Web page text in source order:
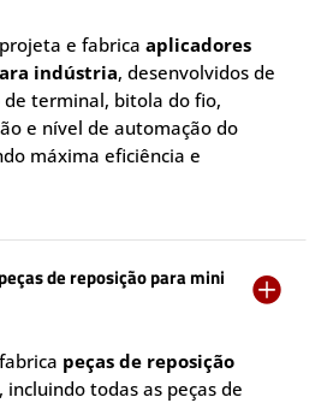
projeta e fabricaaplicadores
indústria, desenvolvidos de
terminal, bitola do fio,
e nível de automação do
máxima eficiência e
de reposição para mini

peças de reposição
, incluindo todas as peças de